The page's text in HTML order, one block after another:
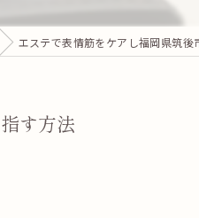
リラクゼーション
エステで表情筋をケアし福岡県筑
す方法